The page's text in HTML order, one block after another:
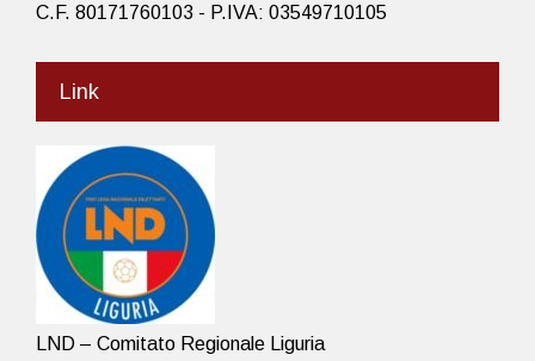
C.F. 80171760103 - P.IVA: 03549710105
Link
LND – Comitato Regionale Liguria